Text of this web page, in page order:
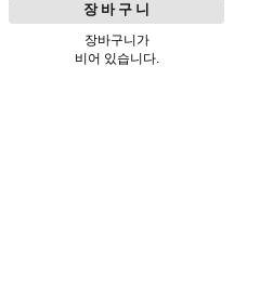
장 바 구 니
장바구니가
비어 있습니다.